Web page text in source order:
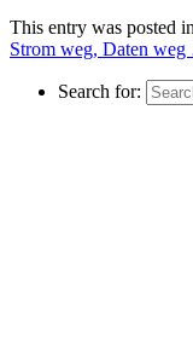
This entry was posted in
Strom weg, Daten
Search for: